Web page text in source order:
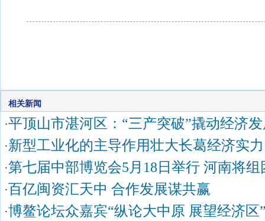
相关新闻
·平顶山市湛河区：“三产突破”撬动经济
·新型工业化的主导作用壮大长葛经济实力
·第七届中部博览会5月18日举行 河南将组
·百亿闽资汇天中 合作发展谋共赢
·博鳌论坛众嘉宾“纵论大中原 展望经济区